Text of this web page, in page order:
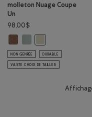
molleton Nuage Coupe
Un
98,00$
Chandail à capuchon en
Chandail à capuchon
NON GENRÉE DURABLE
VASTE CHOIX DE TAILLES